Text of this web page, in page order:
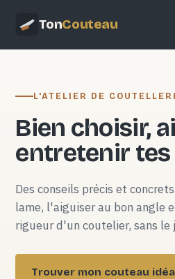
TonCouteau
L'ATELIER DE
Bien choisir,
entretenir
Des conseils précis et
lame, l'aiguiser au bon angle
rigueur d'un coutelier, sans le
Trouver mon couteau